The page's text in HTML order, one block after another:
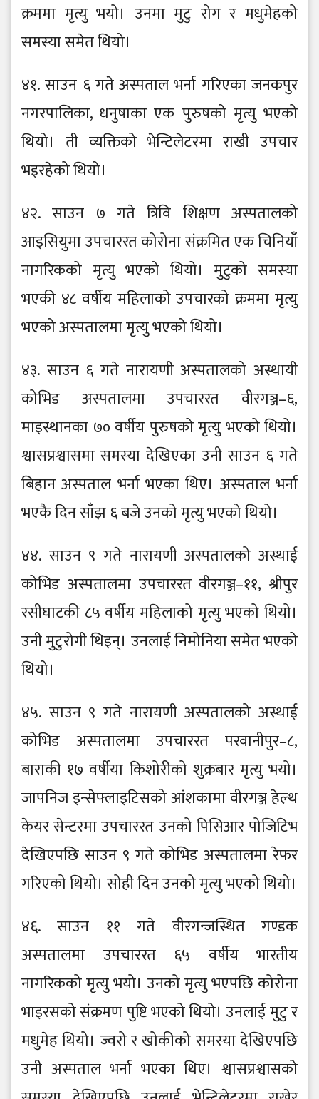
क्रममा मृत्यु भयो। उनमा मुटु रोग र मधुमेहको
समस्या समेत थियो।
४१. साउन ६ गते अस्पताल भर्ना गरिएका जनकपुर
नगरपालिका, धनुषाका एक पुरुषको मृत्यु भएको
थियो। ती व्यक्तिको भेन्टिलेटरमा राखी उपचार
भइरहेको थियो।
४२. साउन ७ गते त्रिवि शिक्षण अस्पतालको
आइसियुमा उपचाररत कोरोना संक्रमित एक चिनियाँ
नागरिकको मृत्यु भएको थियो। मुटुको समस्या
भएकी ४८ वर्षीय महिलाको उपचारको क्रममा मृत्यु
भएको अस्पतालमा मृत्यु भएको थियो।
४३. साउन ६ गते नारायणी अस्पतालको अस्थायी
कोभिड अस्पतालमा उपचाररत वीरगञ्ज–६,
माइस्थानका ७० वर्षीय पुरुषको मृत्यु भएको थियो।
श्वासप्रश्वासमा समस्या देखिएका उनी साउन ६ गते
बिहान अस्पताल भर्ना भएका थिए। अस्पताल भर्ना
भएकै दिन साँझ ६ बजे उनको मृत्यु भएको थियो।
४४. साउन ९ गते नारायणी अस्पतालको अस्थाई
कोभिड अस्पतालमा उपचाररत वीरगञ्ज–११, श्रीपुर
रसीघाटकी ८५ वर्षीय महिलाको मृत्यु भएको थियो।
उनी मुटुरोगी थिइन्। उनलाई निमोनिया समेत भएको
थियो।
४५. साउन ९ गते नारायणी अस्पतालको अस्थाई
कोभिड अस्पतालमा उपचाररत परवानीपुर–८,
बाराकी १७ वर्षीया किशोरीको शुक्रबार मृत्यु भयो।
जापनिज इन्सेफ्लाइटिसको आंशकामा वीरगञ्ज हेल्थ
केयर सेन्टरमा उपचाररत उनको पिसिआर पोजिटिभ
देखिएपछि साउन ९ गते कोभिड अस्पतालमा रेफर
गरिएको थियो। सोही दिन उनको मृत्यु भएको थियो।
४६. साउन ११ गते वीरगन्जस्थित गण्डक
अस्पतालमा उपचाररत ६५ वर्षीय भारतीय
नागरिकको मृत्यु भयो। उनको मृत्यु भएपछि कोरोना
भाइरसको संक्रमण पुष्टि भएको थियो। उनलाई मुटु र
मधुमेह थियो। ज्वरो र खोकीको समस्या देखिएपछि
उनी अस्पताल भर्ना भएका थिए। श्वासप्रश्वासको